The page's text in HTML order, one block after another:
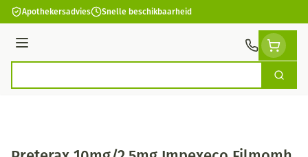
Ga naar de inhoud
Apothekersadvies Snelle beschikbaarheid
Menu
Zoek